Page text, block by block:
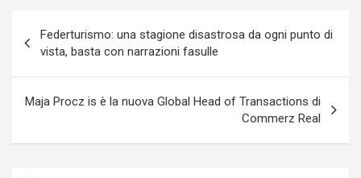
articoli
Federturismo: una stagione disastrosa da ogni punto di
vista, basta con narrazioni fasulle
Maja Procz is è la nuova Global Head of Transactions di
Commerz Real